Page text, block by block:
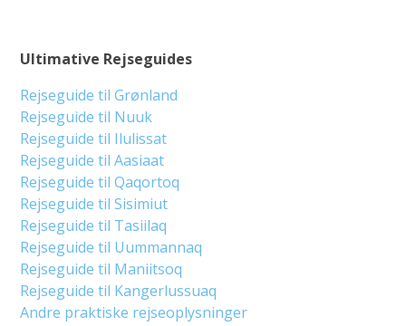
Ultimative Rejseguides
Rejseguide til Grønland
Rejseguide til Nuuk
Rejseguide til Ilulissat
Rejseguide til Aasiaat
Rejseguide til Qaqortoq
Rejseguide til Sisimiut
Rejseguide til Tasiilaq
Rejseguide til Uummannaq
Rejseguide til Maniitsoq
Rejseguide til Kangerlussuaq
Andre praktiske rejseoplysninger